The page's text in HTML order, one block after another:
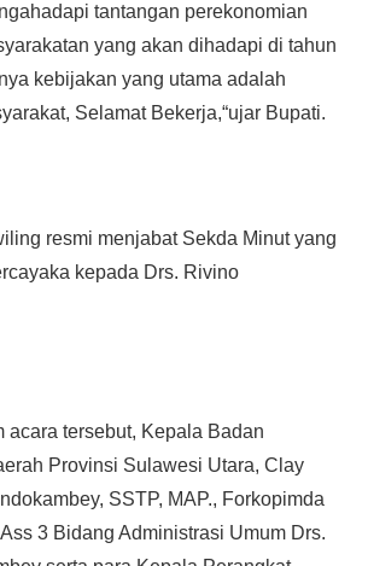
tantangan perekonomian
yang akan dihadapi di tahun
kebijakan yang utama adalah
Selamat Bekerja,“ujar Bupati.
resmi menjabat Sekda Minut yang
kepada Drs. Rivino
acara tersebut, Kepala Badan
Provinsi Sulawesi Utara, Clay
SSTP, MAP., Forkopimda
3 Bidang Administrasi Umum Drs.